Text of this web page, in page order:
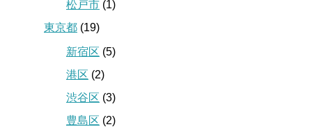
松戸市 (1)
東京都 (19)
新宿区 (5)
港区 (2)
渋谷区 (3)
豊島区 (2)